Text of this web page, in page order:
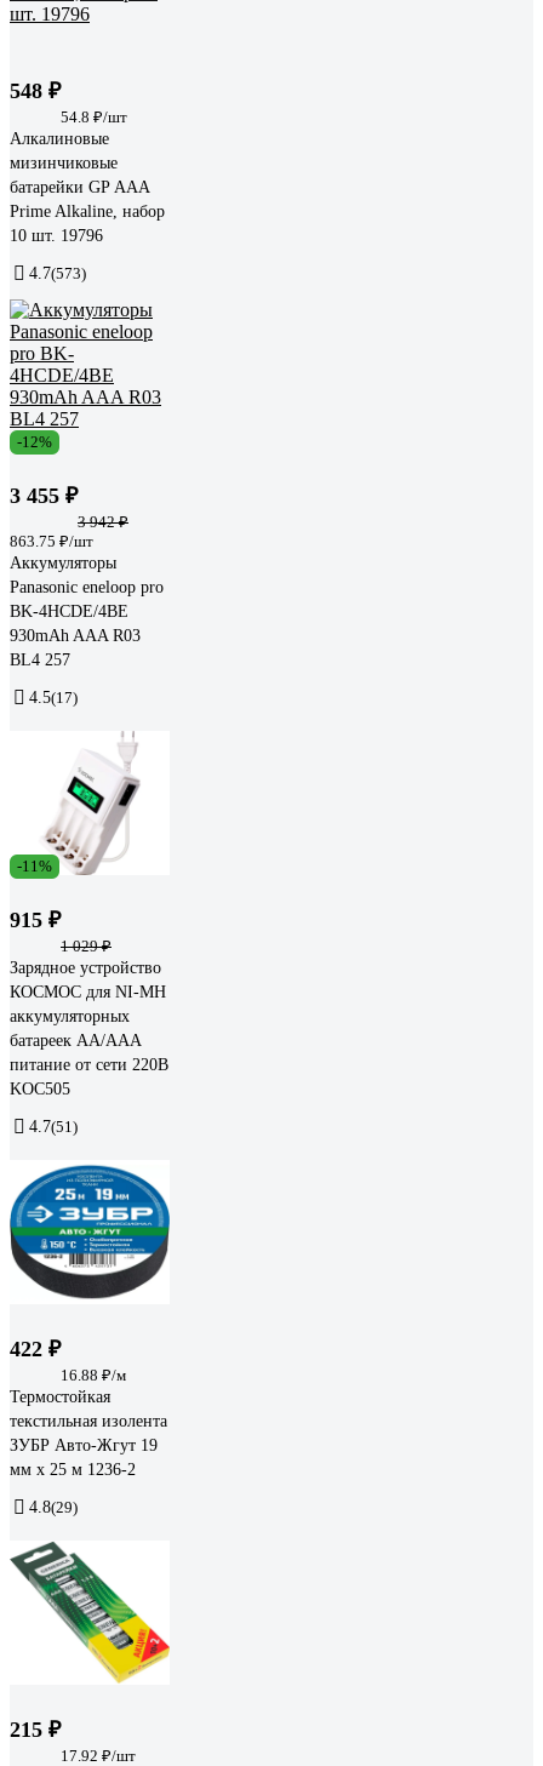
548 ₽
54.8 ₽/шт
Алкалиновые
мизинчиковые
батарейки GP АAА
Prime Alkaline, набор
10 шт. 19796
4.7(573)
-12%
3 455 ₽
3 942 ₽
863.75 ₽/шт
Аккумуляторы
Panasonic eneloop pro
BK-4HCDE/4BE
930mAh AAA R03
BL4 257
4.5(17)
-11%
915 ₽
1 029 ₽
Зарядное устройство
КОСМОС для NI-MH
аккумуляторных
батареек AA/AAA
питание от сети 220В
KOC505
4.7(51)
422 ₽
16.88 ₽/м
Термостойкая
текстильная изолента
ЗУБР Авто-Жгут 19
мм х 25 м 1236-2
4.8(29)
215 ₽
17.92 ₽/шт